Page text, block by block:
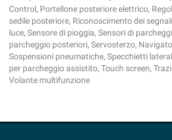
Control, Portellone posteriore elettrico,
sedile posteriore, Riconoscimento dei
luce, Sensore di pioggia, Sensori di
parcheggio posteriori, Servosterzo,
Sospensioni pneumatiche, Specchietti
per parcheggio assistito, Touch screen,
Volante multifunzione